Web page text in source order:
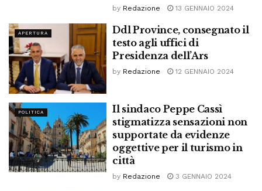
by Redazione 13 GENNAIO 2024
APERTURA
Ddl Province, consegnato il
testo agli uffici di
Presidenza dell’Ars
by Redazione 12 GENNAIO 2024
POLITICA
Il sindaco Peppe Cassì
stigmatizza sensazioni non
supportate da evidenze
oggettive per il turismo in
città
by Redazione 3 GENNAIO 2024